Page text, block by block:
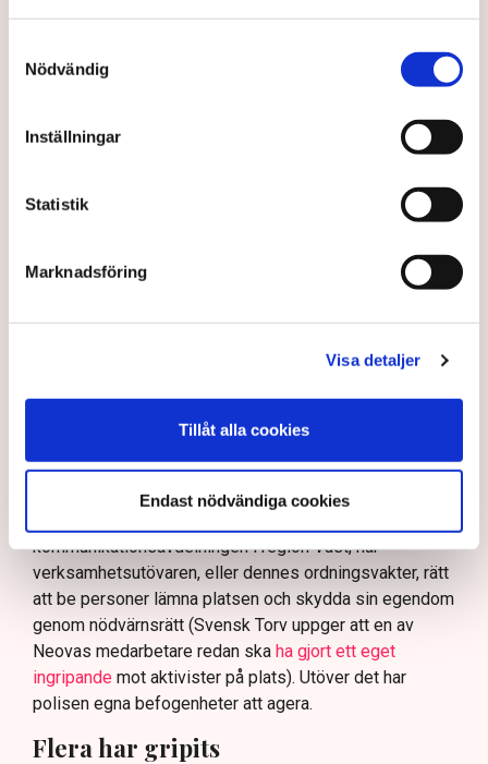
Nödvändig
Inställningar
Statistik
Marknadsföring
Visa detaljer
Tillåt alla cookies
Endast nödvändiga cookies
brottsmisstankar kopplade.
Polisen använder drönare och uniformerad polis
för att dokumentera bevis.
att navigera juridiska rättigheter och gränser.
Läs mer
Polisen, som befinner sig på plats, kritiseras för att inte
Rickard Axdorff på Svensk Torv, anser att polisens
och personalen.
att polisen ”behöver utveckla sina metoder för att
skydda tillståndsgivna verksamheter” mot sabotage,
bör ge utrymme för aktivister att blockera en
tillståndsgiven verksamhet, och om inte polisen borde
ha en tydligare skyldighet att skydda privat egendom
kommunikationsavdelningen i region Väst, har
verksamhetsutövaren, eller dennes ordningsvakter, rätt
att be personer lämna platsen och skydda sin egendom
genom nödvärnsrätt (Svensk Torv uppger att en av
Neovas medarbetare redan ska ha gjort ett eget
ingripande mot aktivister på plats). Utöver det har
polisen egna befogenheter att agera.
Flera har gripits